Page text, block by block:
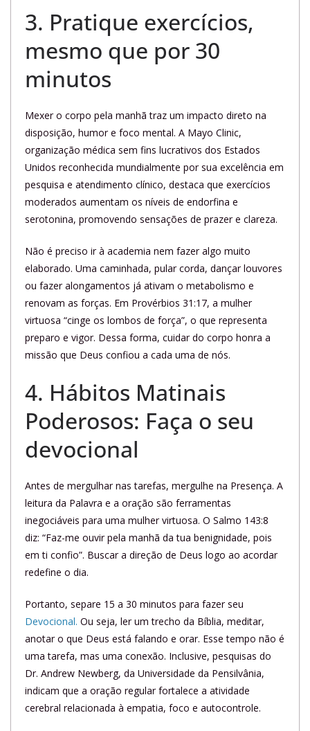
3. Pratique exercícios,
mesmo que por 30
minutos
Mexer o corpo pela manhã traz um impacto direto na
disposição, humor e foco mental. A Mayo Clinic,
organização médica sem fins lucrativos dos Estados
Unidos reconhecida mundialmente por sua excelência em
pesquisa e atendimento clínico, destaca que exercícios
moderados aumentam os níveis de endorfina e
serotonina, promovendo sensações de prazer e clareza.
Não é preciso ir à academia nem fazer algo muito
elaborado. Uma caminhada, pular corda, dançar louvores
ou fazer alongamentos já ativam o metabolismo e
renovam as forças. Em Provérbios 31:17, a mulher
virtuosa “cinge os lombos de força”, o que representa
preparo e vigor. Dessa forma, cuidar do corpo honra a
missão que Deus confiou a cada uma de nós.
4. Hábitos Matinais
Poderosos: Faça o seu
devocional
Antes de mergulhar nas tarefas, mergulhe na Presença. A
leitura da Palavra e a oração são ferramentas
inegociáveis para uma mulher virtuosa. O Salmo 143:8
diz: “Faz-me ouvir pela manhã da tua benignidade, pois
em ti confio”. Buscar a direção de Deus logo ao acordar
redefine o dia.
Portanto, separe 15 a 30 minutos para fazer seu
Devocional. Ou seja, ler um trecho da Bíblia, meditar,
anotar o que Deus está falando e orar. Esse tempo não é
uma tarefa, mas uma conexão. Inclusive, pesquisas do
Dr. Andrew Newberg, da Universidade da Pensilvânia,
indicam que a oração regular fortalece a atividade
cerebral relacionada à empatia, foco e autocontrole.